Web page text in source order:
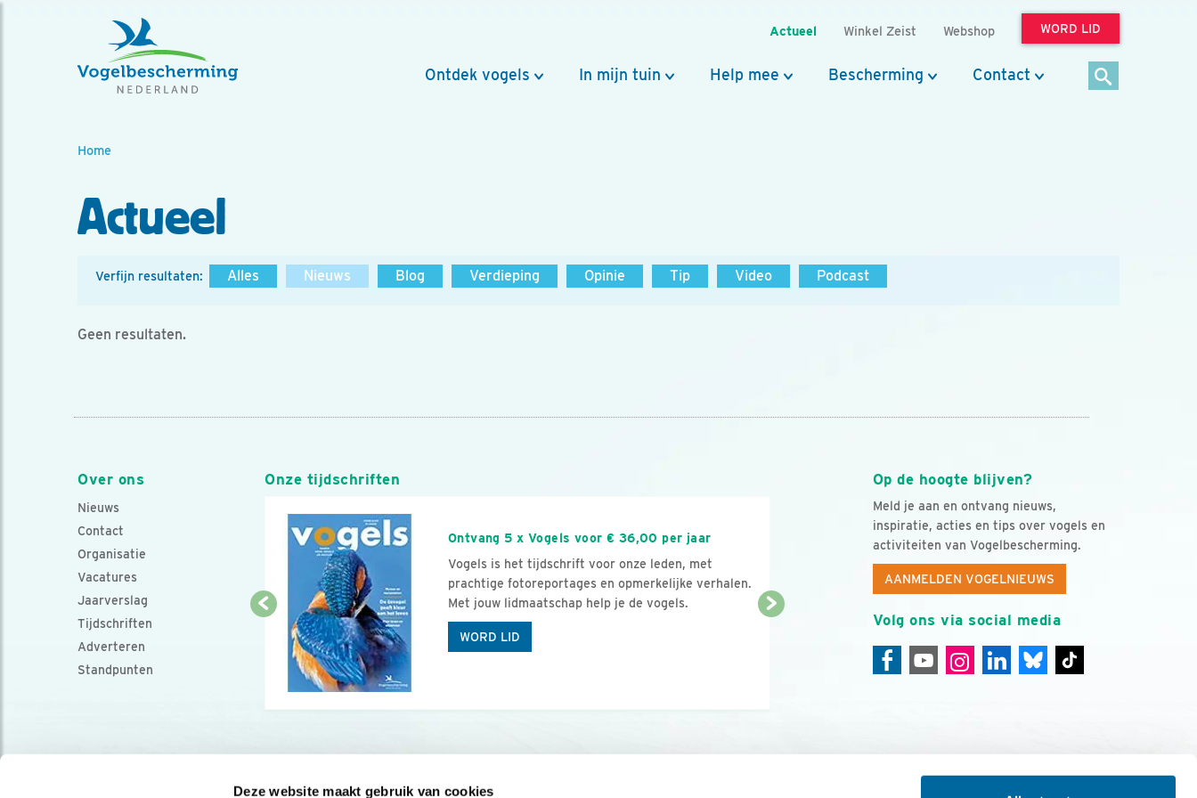
Deze website maakt gebruik van cookies
Actueel Winkel Zeist Webshop WORD LID
Ontdek vogels In mijn tuin Help mee Bescherming Contact
Home
Actueel
Verfijn resultaten: Alles Nieuws Blog Verdieping Opinie Tip Video Podcast
Geen resultaten.
Over ons
Nieuws
Contact
Organisatie
Vacatures
Jaarverslag
Tijdschriften
Adverteren
Standpunten
Op de hoogte blijven?
Meld je aan en ontvang nieuws,
inspiratie, acties en tips over vogels en
activiteiten van Vogelbescherming.
AANMELDEN VOGELNIEUWS
Volg ons via social media
Onze tijdschriften
Ontvang 5 x Vogels voor € 36,00 per jaar
Vogels is het tijdschrift voor onze leden, met
prachtige fotoreportages en opmerkelijke verhalen.
Met jouw lidmaatschap help je de vogels.
WORD LID